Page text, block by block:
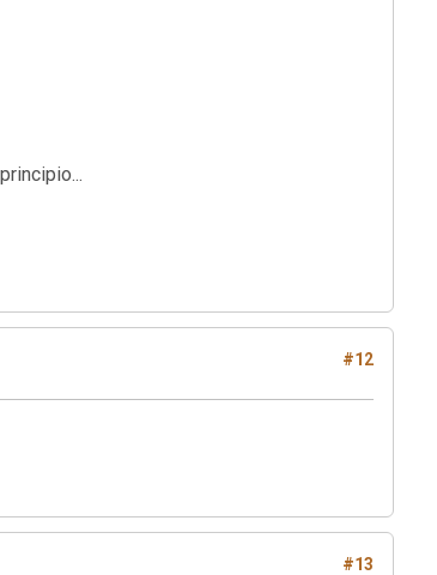
#12
#13